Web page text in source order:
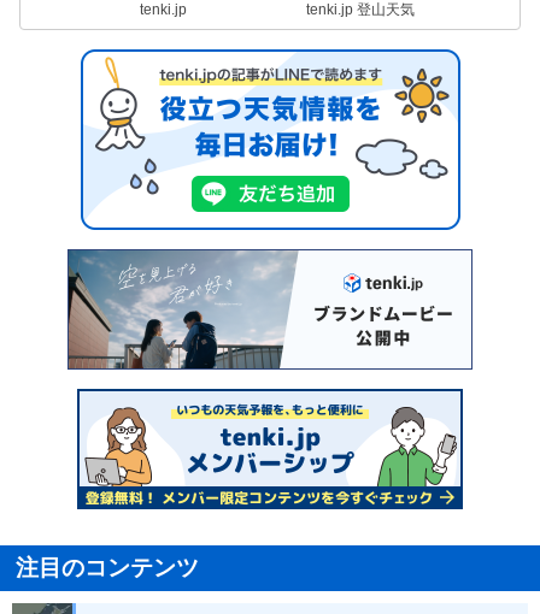
tenki.jp tenki.jp 登山天気
注目のコンテンツ